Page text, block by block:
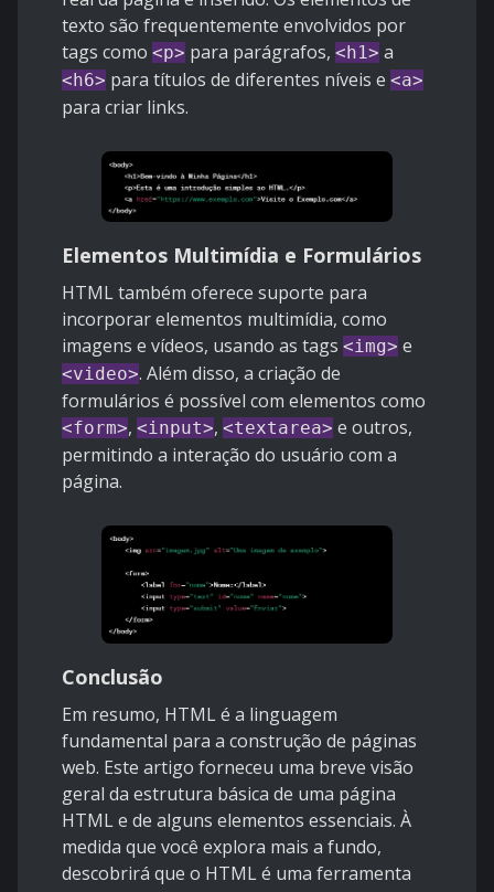
texto são frequentemente envolvidos por
tags como <p> para parágrafos, <h1> a
<h6> para títulos de diferentes níveis e <a>
para criar links.
Elementos Multimídia e Formulários
HTML também oferece suporte para
incorporar elementos multimídia, como
imagens e vídeos, usando as tags <img> e
<video>. Além disso, a criação de
formulários é possível com elementos como
<form>, <input>, <textarea> e outros,
permitindo a interação do usuário com a
página.
Conclusão
Em resumo, HTML é a linguagem
fundamental para a construção de páginas
web. Este artigo forneceu uma breve visão
geral da estrutura básica de uma página
HTML e de alguns elementos essenciais. À
medida que você explora mais a fundo,
descobrirá que o HTML é uma ferramenta